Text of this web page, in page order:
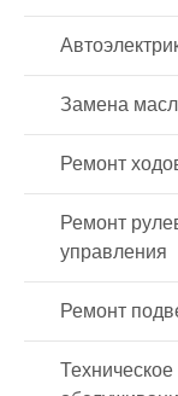
Замена
Ремонт
Ремонт
управления
Ремонт
Техническое